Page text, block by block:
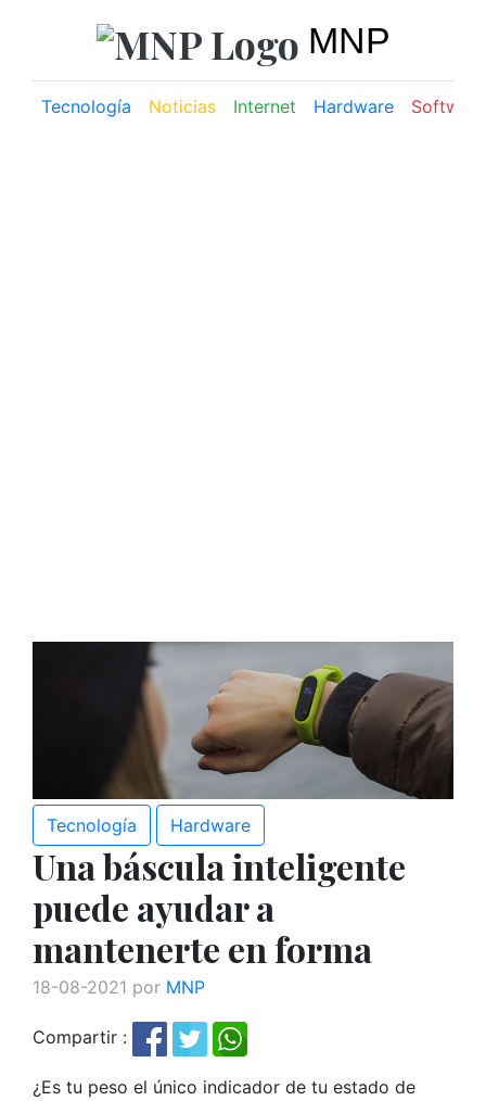
MNP
Tecnología Noticias Internet Hardware Software
Tecnología Hardware
Una báscula inteligente
puede ayudar a
mantenerte en forma
18-08-2021 por MNP
Compartir :
¿Es tu peso el único indicador de tu estado de